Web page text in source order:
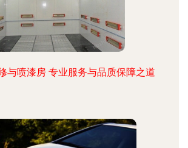
与喷漆房 专业服务与品质保障之道